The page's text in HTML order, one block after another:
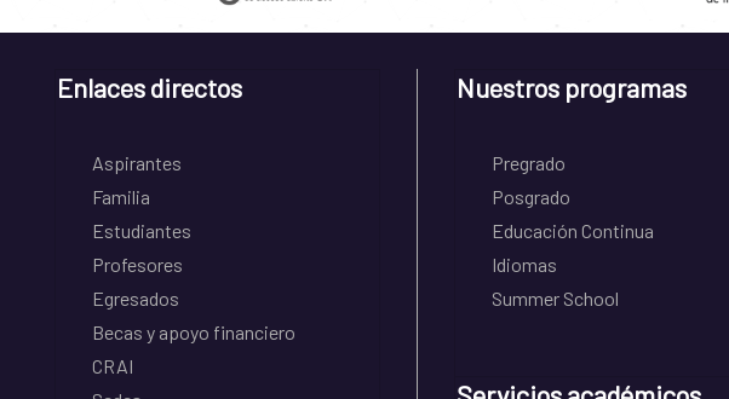
Enlaces directos
Aspirantes
Familia
Estudiantes
Profesores
Egresados
Becas y apoyo financiero
CRAI
Nuestros programas
Pregrado
Posgrado
Educación Continua
Idiomas
Summer School